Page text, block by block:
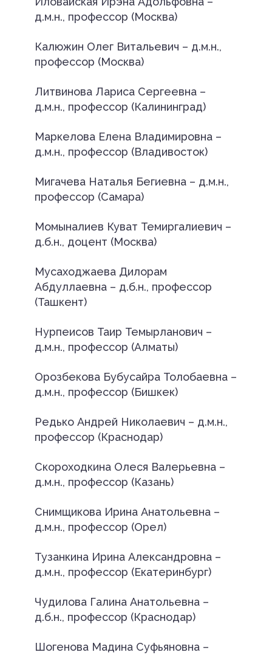
д.м.н., профессор (Москва)
Калюжин Олег Витальевич – д.м.н.,
профессор (Москва)
Литвинова Лариса Сергеевна –
д.м.н., профессор (Калининград)
Маркелова Елена Владимировна –
д.м.н., профессор (Владивосток)
Мигачева Наталья Бегиевна – д.м.н.,
профессор (Самара)
Момыналиев Куват Темиргалиевич –
д.б.н., доцент (Москва)
Мусаходжаева Дилорам
Абдуллаевна – д.б.н., профессор
(Ташкент)
Нурпеисов Таир Темырланович –
д.м.н., профессор (Алматы)
Орозбекова Бубусайра Толобаевна –
д.м.н., профессор (Бишкек)
Редько Андрей Николаевич – д.м.н.,
профессор (Краснодар)
Скороходкина Олеся Валерьевна –
д.м.н., профессор (Казань)
Снимщикова Ирина Анатольевна –
д.м.н., профессор (Орел)
Тузанкина Ирина Александровна –
д.м.н., профессор (Екатеринбург)
Чудилова Галина Анатольевна –
д.б.н., профессор (Краснодар)
Шогенова Мадина Суфьяновна –